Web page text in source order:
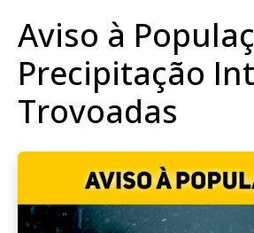
Aviso à
Precipitação
Trovoadas